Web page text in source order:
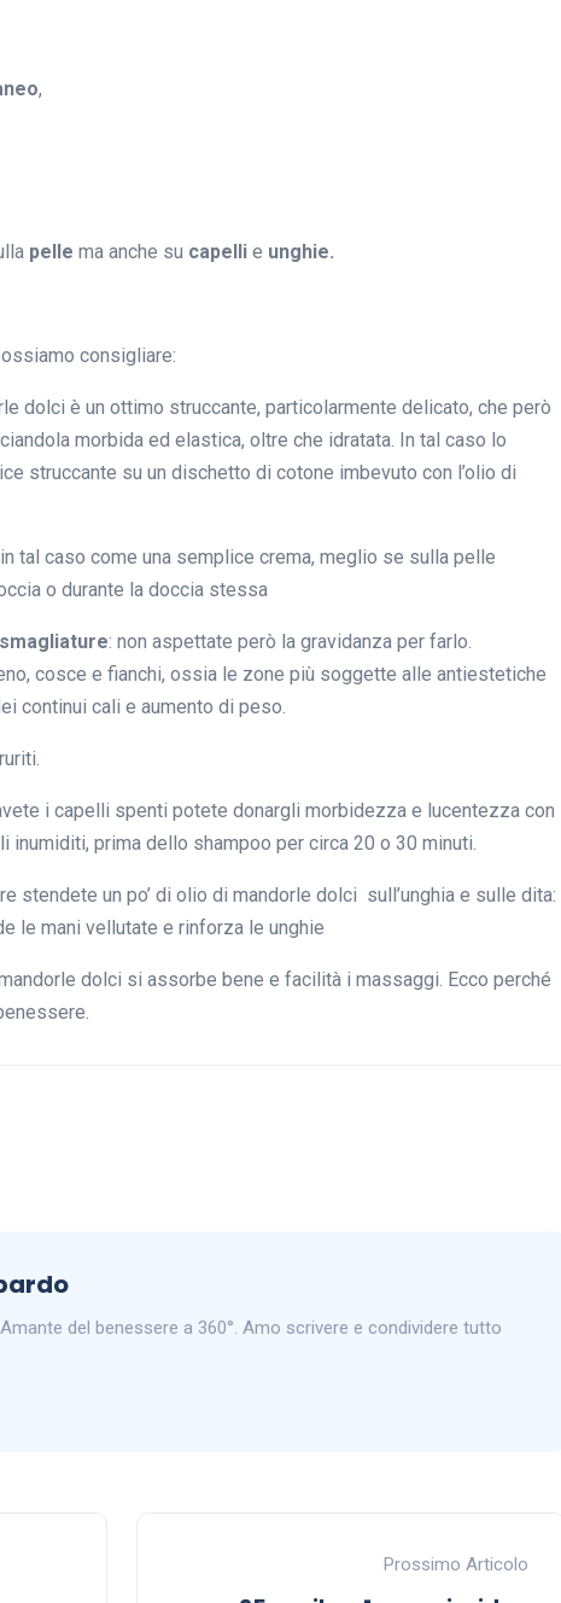
,
pelle ma anche su capelli e unghie.
consigliare:
dolci è un ottimo struccante, particolarmente delicato, che però
morbida ed elastica, oltre che idratata. In tal caso lo
struccante su un dischetto di cotone imbevuto con l’olio di
tal caso come una semplice crema, meglio se sulla pelle
o durante la doccia stessa
: non aspettate però la gravidanza per farlo.
cosce e fianchi, ossia le zone più soggette alle antiestetiche
continui cali e aumento di peso.
i capelli spenti potete donargli morbidezza e lucentezza con
inumiditi, prima dello shampoo per circa 20 o 30 minuti.
stendete un po’ di olio di mandorle dolci sull’unghia e sulle dita:
le mani vellutate e rinforza le unghie
dolci si assorbe bene e facilità i massaggi. Ecco perché
del benessere a 360°. Amo scrivere e condividere tutto
Prossimo Articolo